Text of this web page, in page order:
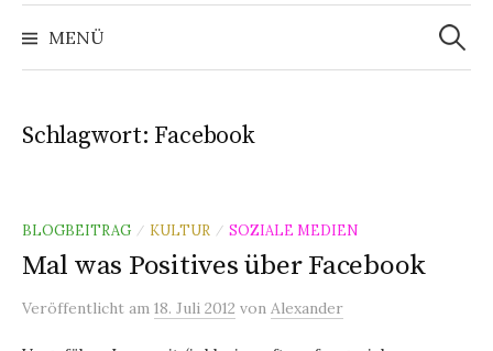
MENÜ
Suchen
nach:
Schlagwort: Facebook
BLOGBEITRAG / KULTUR / SOZIALE MEDIEN
Mal was Positives über Facebook
Veröffentlicht am 18. Juli 2012 von Alexander